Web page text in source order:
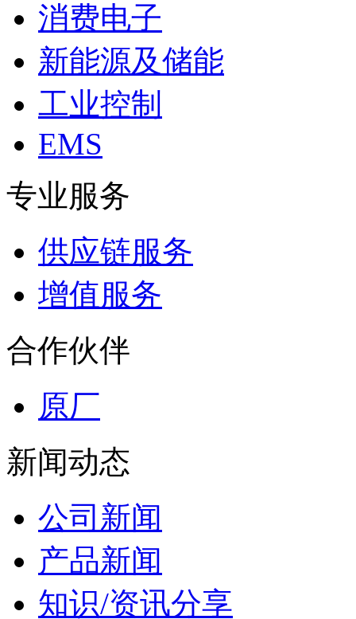
消费电子
新能源及储能
工业控制
EMS
专业服务
供应链服务
增值服务
合作伙伴
原厂
新闻动态
公司新闻
产品新闻
知识/资讯分享